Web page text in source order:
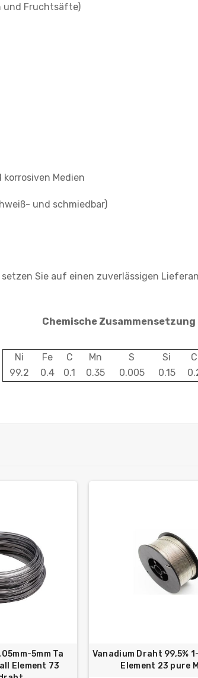
und Fruchtsäfte)
Medien
und schmiedbar)
Sie auf einen zuverlässigen
Chemische Zusammensetzung
Ni Fe C Mn S Si
99.2
0.4 0.1 0.35 0.005 0.15
5mm Ta
Element 73
Vanadium Draht 99,5%
Element 23 pure